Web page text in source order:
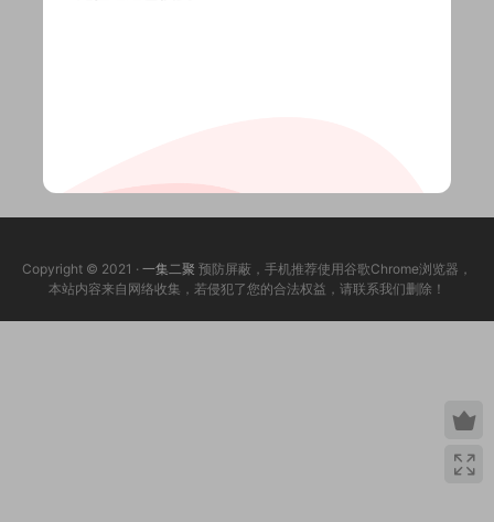
Copyright © 2021 · 一集二聚 预防屏蔽，手机推荐使用谷歌Chrome浏览器，
本站内容来自网络收集，若侵犯了您的合法权益，请联系我们删除！